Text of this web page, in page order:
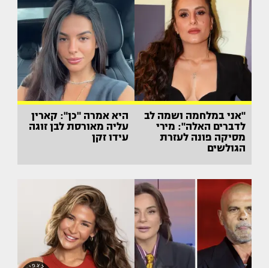
"אני במלחמה ושמה לב
לדברים האלה": מירי
מסיקה פונה לעזרת
הגולשים
היא אמרה "כן": קארין
עליה מאורסת לבן זוגה
עידו זקן